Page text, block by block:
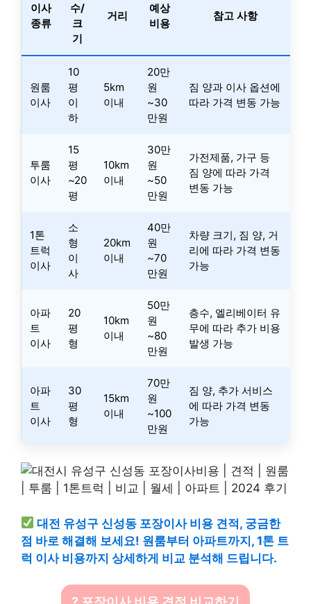
이사
종류
수/
크
기
거리
예상
비용
참고 사항
원룸
이사
10
평
이
하
5km
이내
20만
원
~30
만원
짐 양과 이사 옵션에
따라 가격 변동 가능
투룸
이사
15
평
~20
평
10km
이내
30만
원
~50
만원
가전제품, 가구 등
짐 양에 따라 가격
변동 가능
1톤
트럭
이사
소
형
이
사
20km
이내
40만
원
~70
만원
차량 크기, 짐 양, 거
리에 따라 가격 변동
가능
아파
트
이사
20
평
형
10km
이내
50만
원
~80
만원
층수, 엘리베이터 유
무에 따라 추가 비용
발생 가능
아파
트
이사
30
평
형
15km
이내
70만
원
~100
만원
짐 양, 추가 서비스
에 따라 가격 변동
가능
대전 유성구 신성동 포장이사 비용 견적, 궁금한
점 바로 해결해 보세요! 원룸부터 아파트까지, 1톤 트
럭 이사 비용까지 상세하게 비교 분석해 드립니다.